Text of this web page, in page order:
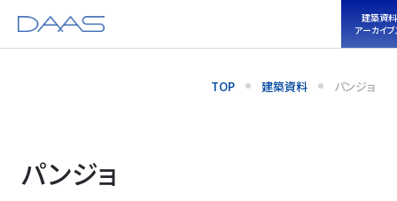
建築資料
アーカイ
TOP 建築資料 パンジョ
パンジョ